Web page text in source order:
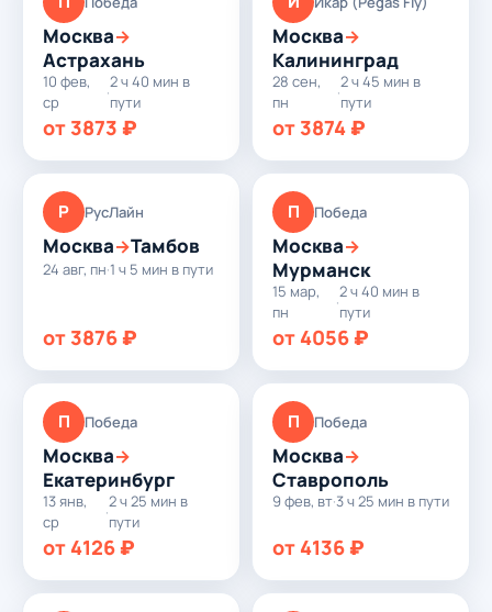
Москва→
Астрахань
10 фев,
ср
·
2 ч 40 мин в
пути
от 3873 ₽
Москва→
Калининград
28 сен,
пн
·
2 ч 45 мин в
пути
от 3874 ₽
Р РусЛайн
Москва→Тамбов
24 авг, пн·1 ч 5 мин в пути
от 3876 ₽
П Победа
Москва→
Мурманск
15 мар,
пн
·
2 ч 40 мин в
пути
от 4056 ₽
П Победа
Москва→
Екатеринбург
13 янв,
ср
·
2 ч 25 мин в
пути
от 4126 ₽
П Победа
Москва→
Ставрополь
9 фев, вт·3 ч 25 мин в пути
от 4136 ₽